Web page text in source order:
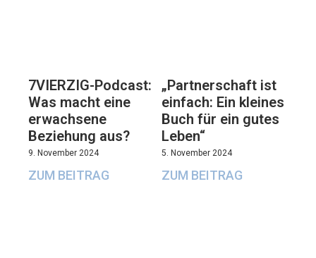
7VIERZIG-Podcast:
Was macht eine
erwachsene
Beziehung aus?
9. November 2024
ZUM BEITRAG
„Partnerschaft ist
einfach: Ein kleines
Buch für ein gutes
Leben“
5. November 2024
ZUM BEITRAG